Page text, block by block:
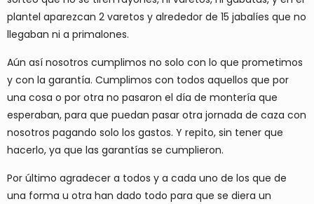
plantel aparezcan 2 varetos y alrededor de 15 jabalíes que no
llegaban ni a primalones.
Aún así nosotros cumplimos no solo con lo que prometimos
y con la garantía. Cumplimos con todos aquellos que por
una cosa o por otra no pasaron el día de montería que
esperaban, para que puedan pasar otra jornada de caza con
nosotros pagando solo los gastos. Y repito, sin tener que
hacerlo, ya que las garantías se cumplieron.
Por último agradecer a todos y a cada uno de los que de
una forma u otra han dado todo para que se diera un